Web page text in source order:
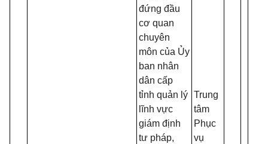
đứng đầu
cơ quan
chuyên
môn của Ủy
ban nhân
dân cấp
tỉnh quản lý
lĩnh vực
giám định
tư pháp,
Trung
tâm
Phục
vụ